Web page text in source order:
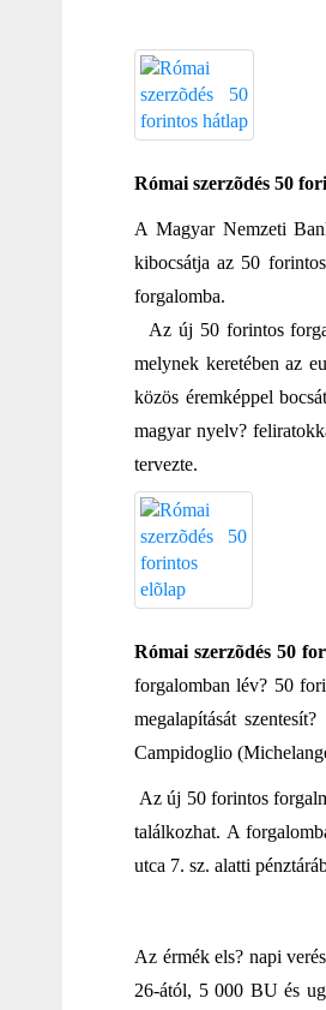
Római szerzõdés 50
A Magyar Nemzeti
kibocsátja az 50
forgalomba.
Az új 50 forintos
melynek keretében az
közös éremképpel
magyar nyelv?
tervezte.
Római szerzõdés 50
forgalomban lév? 50
megalapítását
Campidoglio
Az új 50 forintos
találkozhat. A
utca 7. sz. alatti
Az érmék els? napi
26-ától, 5 000 BU és